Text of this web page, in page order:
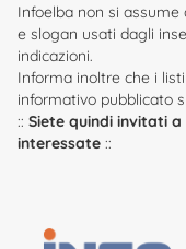
Infoelba non si
e slogan usati dagli
indicazioni.
Informa inoltre che i
informativo pubblicato
:: Siete quindi invitati
interessate ::